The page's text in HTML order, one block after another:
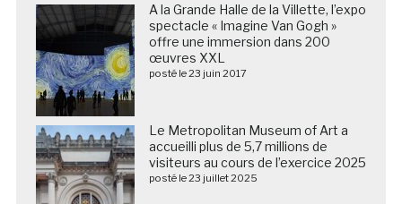
A la Grande Halle de la Villette, l’expo
spectacle « Imagine Van Gogh »
offre une immersion dans 200
œuvres XXL
posté le 23 juin 2017
Le Metropolitan Museum of Art a
accueilli plus de 5,7 millions de
visiteurs au cours de l’exercice 2025
posté le 23 juillet 2025